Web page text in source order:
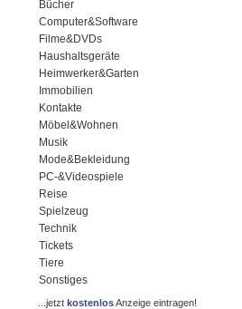
Bücher
Computer&Software
Filme&DVDs
Haushaltsgeräte
Heimwerker&Garten
Immobilien
Kontakte
Möbel&Wohnen
Musik
Mode&Bekleidung
PC-&Videospiele
Reise
Spielzeug
Technik
Tickets
Tiere
Sonstiges
...jetztkostenlosAnzeige eintragen!